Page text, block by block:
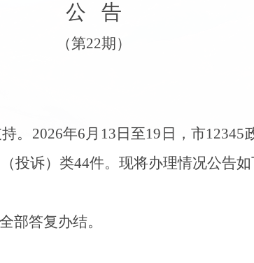
公 告
（第22期）
。 2026年6月 13 日至19 日，市12345
投诉）类44件。现将办理情况公告如
部答复办结。